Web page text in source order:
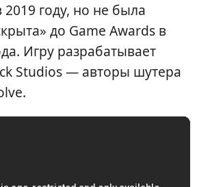
году, но не была
до Game Awards в
Игру разрабатывает
Studios — авторы шутера